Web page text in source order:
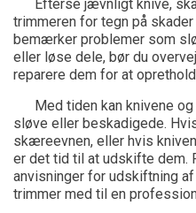
Efterse jævnligt knive,
trimmeren for tegn på
bemærker problemer som
eller løse dele, bør du
reparere dem for at
Med tiden kan knivene
sløve eller beskadigede.
skæreevnen, eller hvis
er det tid til at udskifte dem.
anvisninger for udskiftning
trimmer med til en